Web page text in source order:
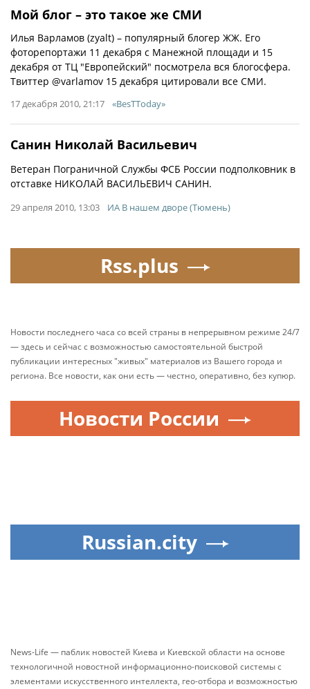
Мой блог – это такое же СМИ
Илья Варламов (zyalt) – популярный блогер ЖЖ. Его
фоторепортажи 11 декабря с Манежной площади и 15
декабря от ТЦ "Европейский" посмотрела вся блогосфера.
Твиттер @varlamov 15 декабря цитировали все СМИ.
17 декабря 2010, 21:17 «BesTToday»
Санин Николай Васильевич
Ветеран Пограничной Службы ФСБ России подполковник в
отставке НИКОЛАЙ ВАСИЛЬЕВИЧ САНИН.
29 апреля 2010, 13:03 ИА В нашем дворе (Тюмень)
Rss.plus
Новости последнего часа со всей страны в непрерывном режиме 24/7
— здесь и сейчас с возможностью самостоятельной быстрой
публикации интересных "живых" материалов из Вашего города и
региона. Все новости, как они есть — честно, оперативно, без купюр.
Новости России
Russian.city
News-Life — паблик новостей Киева и Киевской области на основе
технологичной новостной информационно-поисковой системы с
элементами искусственного интеллекта, гео-отбора и возможностью